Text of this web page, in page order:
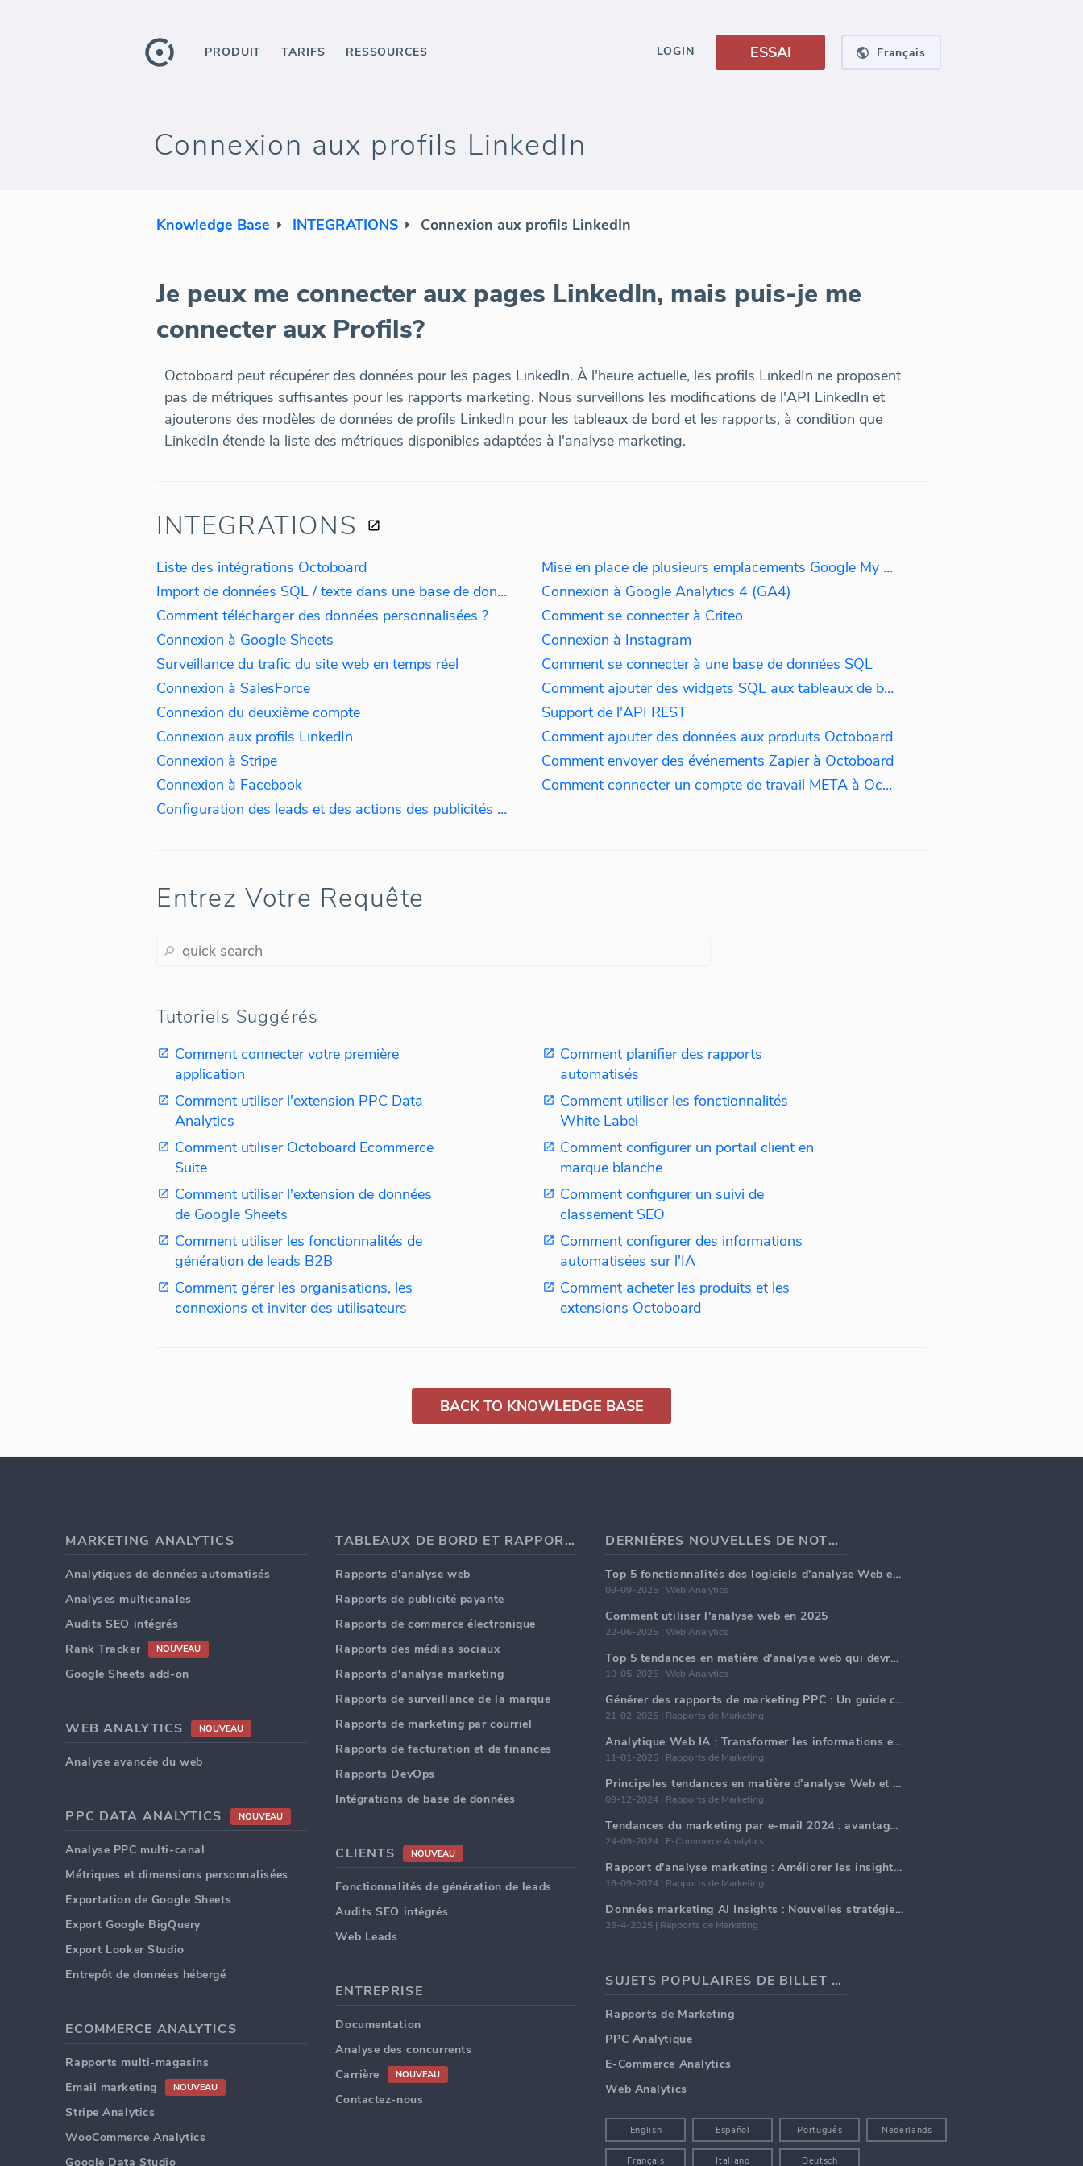
PRODUIT TARIFS RESSOURCES LOGIN ESSAI Français
Connexion aux profils LinkedIn
Knowledge Base INTEGRATIONS Connexion aux profils LinkedIn
Je peux me connecter aux pages LinkedIn, mais puis-je me
connecter aux Profils?
Octoboard peut récupérer des données pour les pages LinkedIn. À l'heure actuelle, les profils LinkedIn ne proposent
pas de métriques suffisantes pour les rapports marketing. Nous surveillons les modifications de l'API LinkedIn et
ajouterons des modèles de données de profils LinkedIn pour les tableaux de bord et les rapports, à condition que
LinkedIn étende la liste des métriques disponibles adaptées à l'analyse marketing.
INTEGRATIONS
Liste des intégrations Octoboard
Import de données SQL / texte dans une base de données
Comment télécharger des données personnalisées ?
Connexion à Google Sheets
Surveillance du trafic du site web en temps réel
Connexion à SalesForce
Connexion du deuxième compte
Connexion aux profils LinkedIn
Connexion à Stripe
Connexion à Facebook
Configuration des leads et des actions des publicités Facebook
Mise en place de plusieurs emplacements Google My Business
Connexion à Google Analytics 4 (GA4)
Comment se connecter à Criteo
Connexion à Instagram
Comment se connecter à une base de données SQL
Comment ajouter des widgets SQL aux tableaux de bord
Support de l'API REST
Comment ajouter des données aux produits Octoboard
Comment envoyer des événements Zapier à Octoboard
Comment connecter un compte de travail META à Octoboard
Entrez Votre Requête
Tutoriels Suggérés
Comment connecter votre première
application
Comment planifier des rapports
automatisés
Comment utiliser l'extension PPC Data
Analytics
Comment utiliser les fonctionnalités
White Label
Comment utiliser Octoboard Ecommerce
Suite
Comment configurer un portail client en
marque blanche
Comment utiliser l'extension de données
de Google Sheets
Comment configurer un suivi de
classement SEO
Comment utiliser les fonctionnalités de
génération de leads B2B
Comment configurer des informations
automatisées sur l'IA
Comment gérer les organisations, les
connexions et inviter des utilisateurs
Comment acheter les produits et les
extensions Octoboard
BACK TO KNOWLEDGE BASE
MARKETING ANALYTICS
Analytiques de données automatisés
Analyses multicanales
Audits SEO intégrés
Rank Tracker
NOUVEAU
Google Sheets add-on
WEB ANALYTICS NOUVEAU
Analyse avancée du web
PPC DATA ANALYTICS NOUVEAU
Analyse PPC multi-canal
Métriques et dimensions personnalisées
Exportation de Google Sheets
Export Google BigQuery
Export Looker Studio
Entrepôt de données hébergé
ECOMMERCE ANALYTICS
Rapports multi-magasins
Email marketing
NOUVEAU
Stripe Analytics
WooCommerce Analytics
Google Data Studio
TABLEAUX DE BORD ET RAPPORTS
Rapports d'analyse web
Rapports de publicité payante
Rapports de commerce électronique
Rapports des médias sociaux
Rapports d'analyse marketing
Rapports de surveillance de la marque
Rapports de marketing par courriel
Rapports de facturation et de finances
Rapports DevOps
Intégrations de base de données
CLIENTS NOUVEAU
Fonctionnalités de génération de leads
Audits SEO intégrés
Web Leads
ENTREPRISE
Documentation
Analyse des concurrents
Carrière
NOUVEAU
Contactez-nous
DERNIÈRES NOUVELLES DE NOTRE BLOG
Top 5 fonctionnalités des logiciels d'analyse Web en 2025
09-09-2025 | Web Analytics
Comment utiliser l'analyse web en 2025
22-06-2025 | Web Analytics
Top 5 tendances en matière d'analyse web qui devraient dominer en 2025
10-05-2025 | Web Analytics
Générer des rapports de marketing PPC : Un guide complet
21-02-2025 | Rapports de Marketing
Analytique Web IA : Transformer les informations en données avec précision
11-01-2025 | Rapports de Marketing
Principales tendances en matière d'analyse Web et d'IA en 2024
09-12-2024 | Rapports de Marketing
Tendances du marketing par e-mail 2024 : avantages de l'hyper-personnalisation
24-09-2024 | E-Commerce Analytics
Rapport d'analyse marketing : Améliorer les insights commerciaux
18-09-2024 | Rapports de Marketing
Données marketing AI Insights : Nouvelles stratégies commerciales pour 2024
25-4-2025 | Rapports de Marketing
SUJETS POPULAIRES DE BILLET DE BLOG
Rapports de Marketing
PPC Analytique
E-Commerce Analytics
Web Analytics
English Español Português Nederlands
Français Italiano Deutsch